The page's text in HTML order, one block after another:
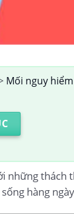
Mối nguy hiểm
những thách
hàng